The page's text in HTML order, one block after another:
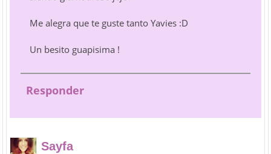
Me alegra que te guste tanto Yavies :D
Un besito guapisima !
Responder
Sayfa